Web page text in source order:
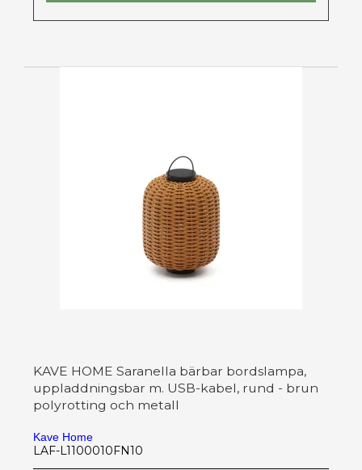
KAVE HOME Saranella bärbar bordslampa,
uppladdningsbar m. USB-kabel, rund - brun
polyrotting och metall
Kave Home
LAF-L1100010FN10